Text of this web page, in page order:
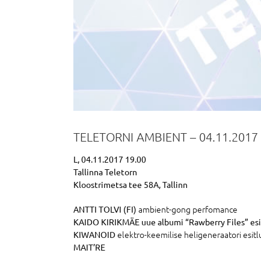
TELETORNI AMBIENT – 04.11.2017
L, 04.11.2017 19.00
Tallinna Teletorn
Kloostrimetsa tee 58A, Tallinn
ANTTI TOLVI (FI) ambient-gong perfomance
KAIDO KIRIKMÄE uue albumi “Rawberry Files”
KIWANOIDelektro-keemilise heligeneraatori
MAIT’RE